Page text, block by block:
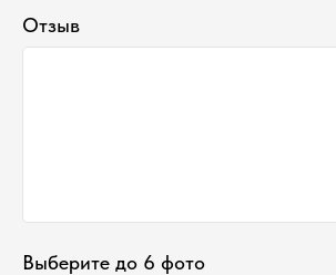
Отзыв
Выберите до 6 фото